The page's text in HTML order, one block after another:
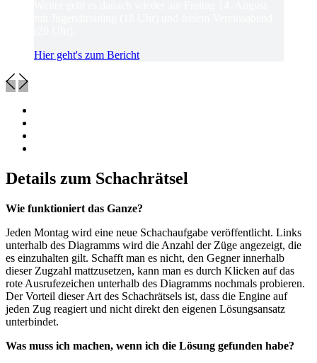
Hier geht's zum Bericht
Details zum Schachrätsel
Wie funktioniert das Ganze?
Jeden Montag wird eine neue Schachaufgabe veröffentlicht. Links
unterhalb des Diagramms wird die Anzahl der Züge angezeigt, die
es einzuhalten gilt. Schafft man es nicht, den Gegner innerhalb
dieser Zugzahl mattzusetzen, kann man es durch Klicken auf das
rote Ausrufezeichen unterhalb des Diagramms nochmals probieren.
Der Vorteil dieser Art des Schachrätsels ist, dass die Engine auf
jeden Zug reagiert und nicht direkt den eigenen Lösungsansatz
unterbindet.
Was muss ich machen, wenn ich die Lösung gefunden habe?